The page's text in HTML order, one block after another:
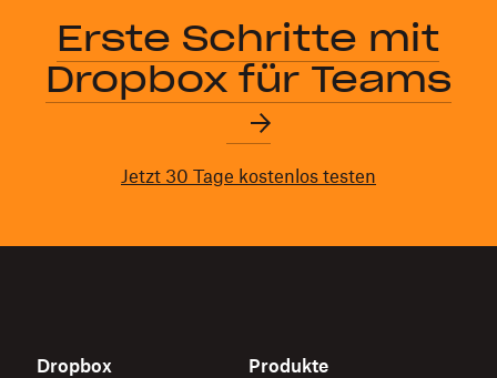
Erste Schritte mit
Dropbox für Teams
Jetzt 30 Tage kostenlos testen
Dropbox Produkte